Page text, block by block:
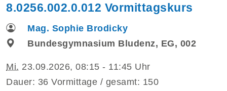
8.0256.002.0.012 Vormittagskurs
Mag. Sophie Brodicky
Bundesgymnasium Bludenz, EG, 002
Mi. 23.09.2026, 08:15 - 11:45 Uhr
Dauer: 36 Vormittage / gesamt: 150